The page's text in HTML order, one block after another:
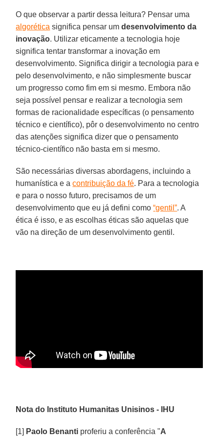
O que observar a partir dessa leitura? Pensar uma
algorética significa pensar umdesenvolvimento da
inovação. Utilizar eticamente a tecnologia hoje
significa tentar transformar a inovação em
desenvolvimento. Significa dirigir a tecnologia para e
pelo desenvolvimento, e não simplesmente buscar
um progresso como fim em si mesmo. Embora não
seja possível pensar e realizar a tecnologia sem
formas de racionalidade específicas (o pensamento
técnico e científico), pôr o desenvolvimento no centro
das atenções significa dizer que o pensamento
técnico-científico não basta em si mesmo.
São necessárias diversas abordagens, incluindo a
humanística e acontribuição da fé. Para a tecnologia
e para o nosso futuro, precisamos de um
desenvolvimento que eu já defini como“gentil”. A
ética é isso, e as escolhas éticas são aquelas que
vão na direção de um desenvolvimento gentil.
Nota do Instituto Humanitas Unisinos - IHU
[1] Paolo Benanti proferiu a conferência "A